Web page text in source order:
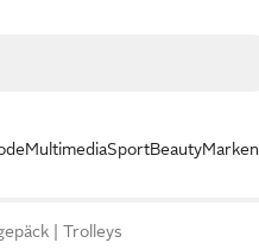
MultimediaSportBeautyMarken
Trolleys